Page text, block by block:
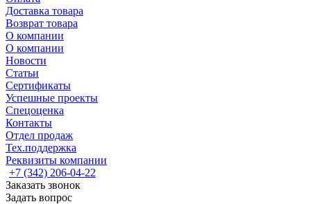
Доставка товара
Возврат товара
О компании
О компании
Новости
Статьи
Сертификаты
Успешные проекты
Спецоценка
Контакты
Отдел продаж
Тех.поддержка
Реквизиты компании
+7 (342) 206-04-22
Заказать звонок
Задать вопрос